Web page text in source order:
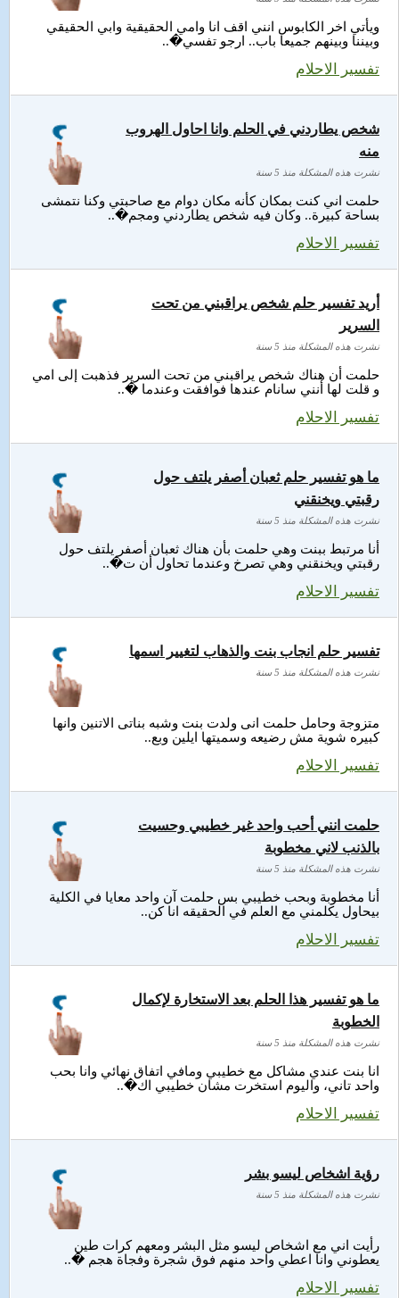
ويأتي اخر الكابوس انني اقف انا وامي الحقيقية وابي الحقيقي
وبيننا وبينهم جميعا باب.. ارجو تفسي�..
تفسير الاحلام
حلمت اني كنت بمكان كأنه مكان دوام مع صاحبتي وكنا نتمشى
بساحة كبيرة.. وكان فيه شخص يطاردني ومجم�..
تفسير الاحلام
شخص يطاردني في الحلم وانا احاول الهروب
منه
نشرت هذه المشكلة منذ 5 سنة
حلمت أن هناك شخص يراقبني من تحت السرير فذهبت إلى امي
و قلت لها أنني سانام عندها فوافقت وعندما �..
تفسير الاحلام
أريد تفسير حلم شخص يراقبني من تحت
السرير
نشرت هذه المشكلة منذ 5 سنة
أنا مرتبط ببنت وهي حلمت بأن هناك ثعبان أصفر يلتف حول
رقبتي ويخنقني وهي تصرخ وعندما تحاول أن ت�..
تفسير الاحلام
ما هو تفسير حلم ثعبان أصفر يلتف حول
رقبتي ويخنقني
نشرت هذه المشكلة منذ 5 سنة
متزوجة وحامل حلمت انى ولدت بنت وشبه بناتى الاتنين وانها
كبيره شوية مش رضيعه وسميتها ايلين وبع..
تفسير الاحلام
تفسير حلم انجاب بنت والذهاب لتغيير اسمها
نشرت هذه المشكلة منذ 5 سنة
أنا مخطوبة وبحب خطيبي بس حلمت آن واحد معايا في الكلية
بيحاول يكلمني مع العلم في الحقيقه انا كن..
تفسير الاحلام
حلمت انني أحب واحد غير خطيبي وحسيت
بالذنب لاني مخطوبة
نشرت هذه المشكلة منذ 5 سنة
انا بنت عندي مشاكل مع خطيبي ومافي اتفاق نهائي وانا بحب
واحد تاني، واليوم استخرت مشان خطيبي اك�..
تفسير الاحلام
ما هو تفسير هذا الحلم بعد الاستخارة لإكمال
الخطوبة
نشرت هذه المشكلة منذ 5 سنة
رأيت اني مع اشخاص ليسو مثل البشر ومعهم كرات طين
يعطوني وانا اعطي واحد منهم فوق شجرة وفجاة هجم �..
تفسير الاحلام
رؤية اشخاص ليسو بشر
نشرت هذه المشكلة منذ 5 سنة